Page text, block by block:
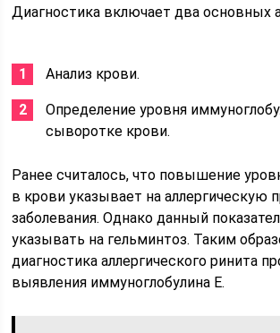
Диагностика включает два основных
Анализ крови.
Определение уровня
сыворотке крови.
Ранее считалось, что повышение
в крови указывает на аллергическую
заболевания. Однако данный
указывать на гельминтоз. Таким
диагностика аллергического ринита
выявления иммуноглобулина Е.